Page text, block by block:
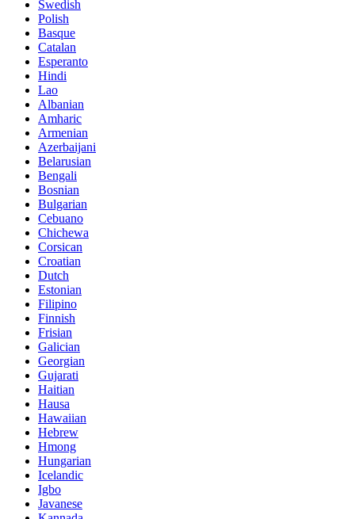
Swedish
Polish
Basque
Catalan
Esperanto
Hindi
Lao
Albanian
Amharic
Armenian
Azerbaijani
Belarusian
Bengali
Bosnian
Bulgarian
Cebuano
Chichewa
Corsican
Croatian
Dutch
Estonian
Filipino
Finnish
Frisian
Galician
Georgian
Gujarati
Haitian
Hausa
Hawaiian
Hebrew
Hmong
Hungarian
Icelandic
Igbo
Javanese